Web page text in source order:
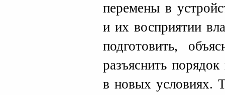
перемены в
и их восприятии
подготовить,
разъяснить
в новых условиях.